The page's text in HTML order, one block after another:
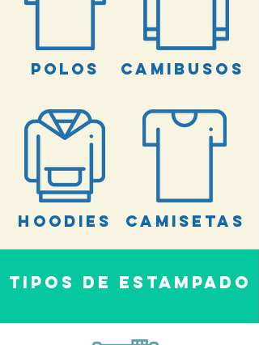
Polos Camibusos
Hoodies Camisetas
Tipos de Estampado